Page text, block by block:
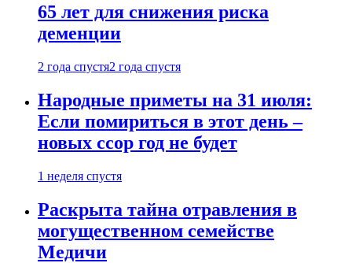
65 лет для снижения риска
деменции
2 года спустя2 года спустя
Народные приметы на 31 июля:
Если помириться в этот день –
новых ссор год не будет
1 неделя спустя
Раскрыта тайна отравления в
могущественном семействе
Медичи